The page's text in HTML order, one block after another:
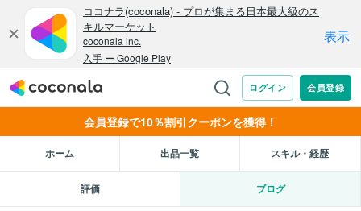
会員登録で10％割引クーポンを獲得！
ホーム 出品一覧 スキル・経歴
評価 ブログ